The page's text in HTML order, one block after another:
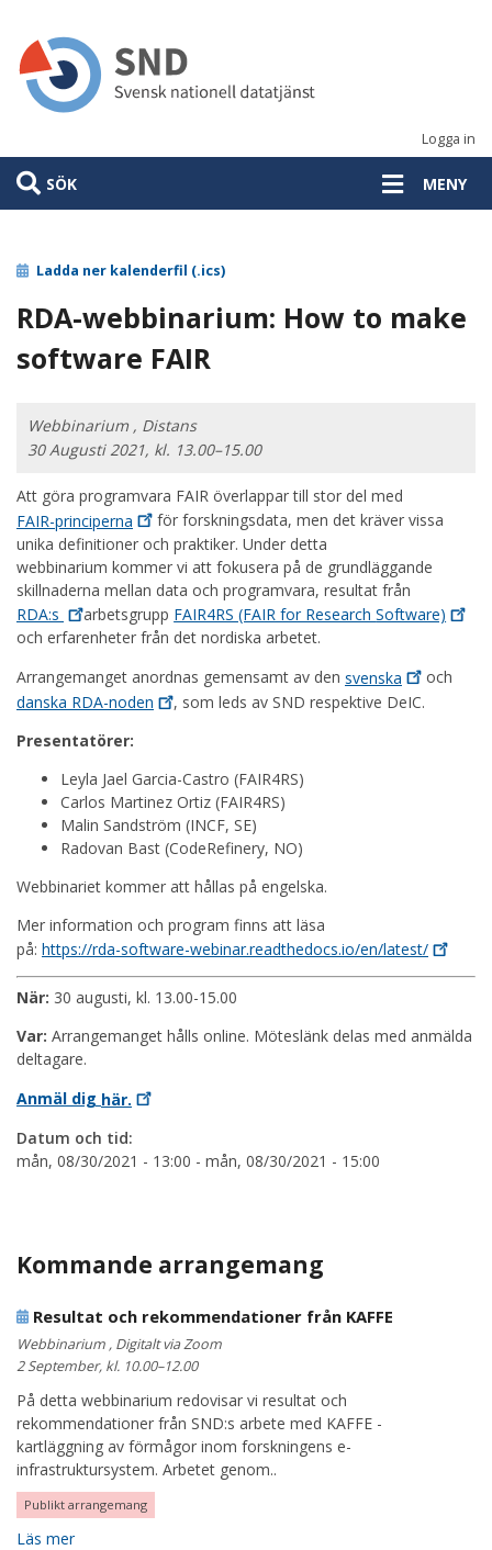
huvudinnehåll
Logga in
SÖK MENY
Ladda ner kalenderfil (.ics)
RDA-webbinarium: How to make
software FAIR
Webbinarium , Distans
30 Augusti 2021, kl. 13.00–15.00
Att göra programvara FAIR överlappar till stor del med
FAIR-principerna
för forskningsdata, men det kräver vissa
unika definitioner och praktiker. Under detta
webbinarium kommer vi att fokusera på de grundläggande
skillnaderna mellan data och programvara, resultat från
RDA:s
arbetsgrupp FAIR4RS (FAIR for ResearchSoftware)
och erfarenheter från det nordiska arbetet.
Arrangemanget anordnas gemensamt av den svenska
och
danska RDA-noden
, som leds av SND respektive DeIC.
Presentatörer:
Leyla Jael Garcia-Castro (FAIR4RS)
Carlos Martinez Ortiz (FAIR4RS)
Malin Sandström (INCF, SE)
Radovan Bast (CodeRefinery, NO)
Webbinariet kommer att hållas på engelska.
Mer information och program finns att läsa
på: https://rda-software-webinar.readthedocs.io/en/latest/
När: 30 augusti, kl. 13.00-15.00
Var: Arrangemanget hålls online. Möteslänk delas med anmälda
deltagare.
Anmäl dig här.
Datum och tid:
mån, 08/30/2021 - 13:00 - mån, 08/30/2021 - 15:00
Kommande arrangemang
Resultat och rekommendationer från KAFFE
Webbinarium , Digitalt via Zoom
2 September, kl. 10.00–12.00
På detta webbinarium redovisar vi resultat och
rekommendationer från SND:s arbete med KAFFE -
kartläggning av förmågor inom forskningens e-
infrastruktursystem. Arbetet genom..
Publikt arrangemang
Läs mer